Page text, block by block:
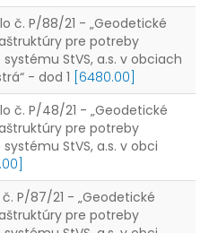
č. P/88/21 - „Geodetické
pre potreby
StVS, a.s. v obciach
- dod 1 [6480.00]
č. P/48/21 - „Geodetické
pre potreby
StVS, a.s. v obci
P/87/21 - „Geodetické
pre potreby